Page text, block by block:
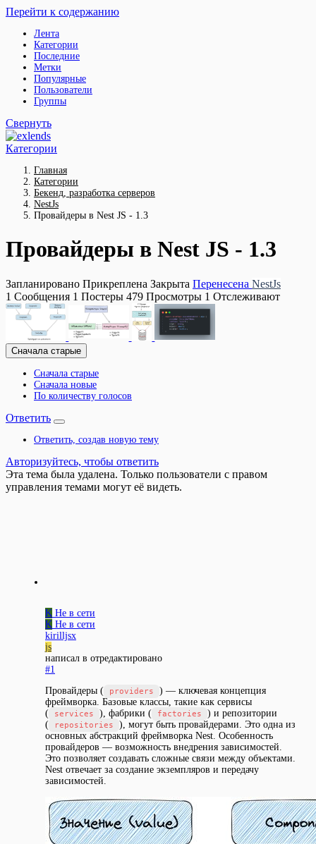
Перейти к содержанию
Лента
Категории
Последние
Метки
Популярные
Пользователи
Группы
Свернуть
Категории
Главная
Категории
Бекенд, разработка серверов
NestJs
Провайдеры в Nest JS - 1.3
Провайдеры в Nest JS - 1.3
Запланировано Прикреплена Закрыта Перенесена NestJs
1 Сообщения 1 Постеры 479 Просмотры 1 Отслеживают
Сначала старые
Сначала старые
Сначала новые
По количеству голосов
Ответить
Ответить, создав новую тему
Авторизуйтесь, чтобы ответить
Эта тема была удалена. Только пользователи с правом
управления темами могут её видеть.
K Не в сети
K Не в сети
kirilljsx
js
написал в отредактировано
#1
Провайдеры (
providers
) — ключевая концепция
фреймворка. Базовые классы, такие как сервисы
(
services ), фабрики ( factories
) и репозитории
(
repositories
), могут быть провайдерами. Это одна из
основных абстракций фреймворка Nest. Особенность
провайдеров — возможность внедрения зависимостей.
Это позволяет создавать сложные связи между объектами.
Nest отвечает за создание экземпляров и передачу
зависимостей.